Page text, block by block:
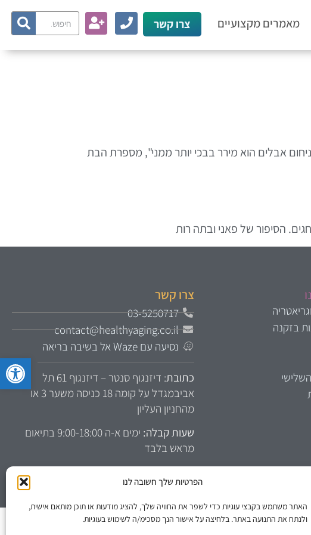
פתח
הפרטיות שלך חשובה לנו
האתר משתמש בקבצי עוגיות כדי לשפר את החוויה שלך, להציג מודעות או תוכן מותאם אישית,
ולנתח את התנועה באתר. בלחיצה על אישור הנך מסכימ/ה לשימוש בעוגיות.
מאמרים מקצועיים צרו קשר
אבלים הוא מירר בבכי יותר ממני", מספרת הבת
בזקנה
צרו קשר
03-5250717
contact@healthyaging.co.il
נסיעה עם Waze אל בשיבה בריאה
כתובת
: דיזנגוף סנטר – דיזנגוף 61 תל
אביבמגדל על קומה 18 כניסה משער 3 או
מהחניון העליון
שעות קבלה:
ימים א-ה 9:00-18:00 בתיאום
מראש בלבד